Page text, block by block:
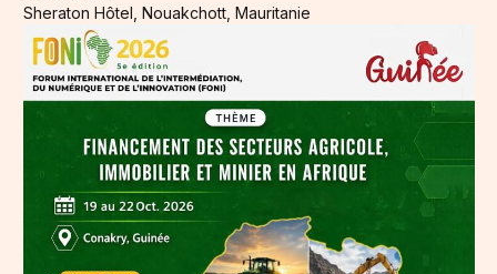
Sheraton Hôtel, Nouakchott, Mauritanie